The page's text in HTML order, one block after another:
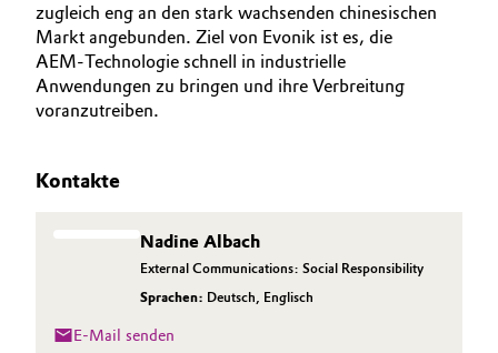
zugleich eng an den stark wachsenden chinesischen
Markt angebunden. Ziel von Evonik ist es, die
AEM‑Technologie schnell in industrielle
Anwendungen zu bringen und ihre Verbreitung
voranzutreiben.
Kontakte
Nadine Albach
External Communications: Social Responsibility
Sprachen: Deutsch, Englisch
E-Mail senden